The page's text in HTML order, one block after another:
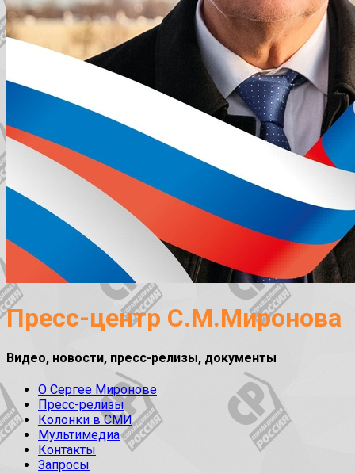
Пресс-центр С.М.Миронова
Видео, новости, пресс-релизы, документы
О Сергее Миронове
Пресс-релизы
Колонки в СМИ
Мультимедиа
Контакты
Запросы